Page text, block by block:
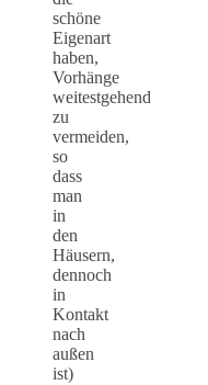
schöne
Eigenart
haben,
Vorhänge
weitestgehend
zu
vermeiden,
so
dass
man
in
den
Häusern,
dennoch
in
Kontakt
nach
außen
ist)